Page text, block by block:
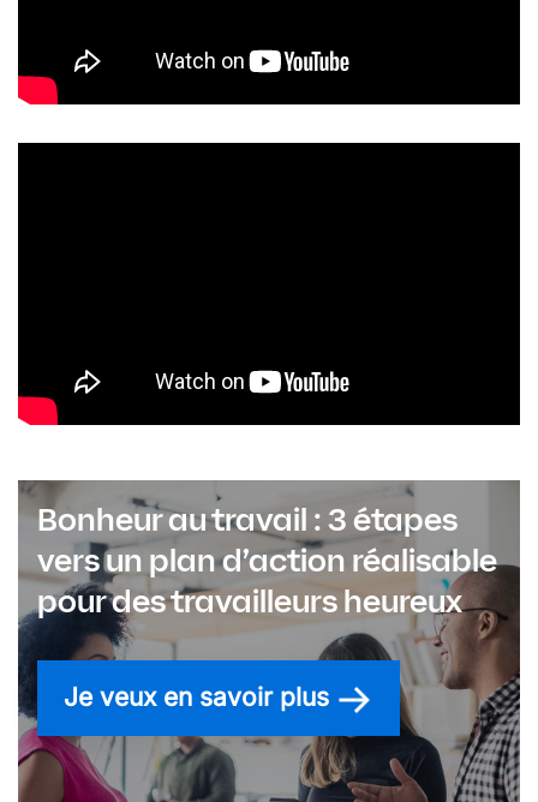
Bonheur au travail : 3 étapes
vers un plan d’action réalisable
pour des travailleurs heureux
Je veux en savoir plus